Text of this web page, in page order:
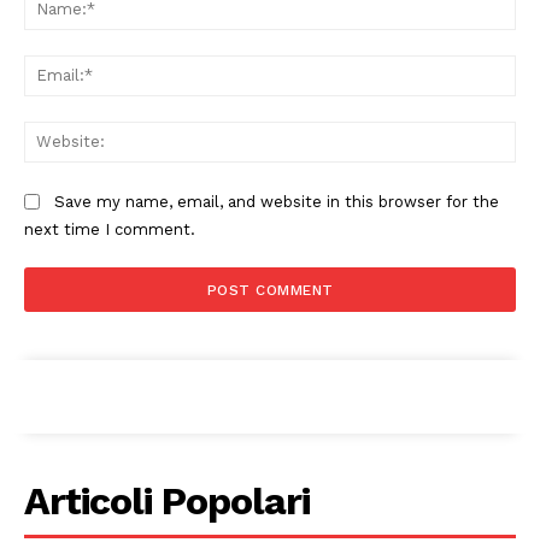
Save my name, email, and website in this browser for the
next time I comment.
Articoli Popolari